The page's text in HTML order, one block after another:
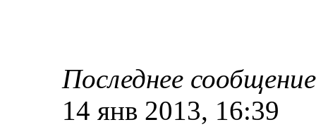
Последнее сообщение
14 янв 2013, 16:39